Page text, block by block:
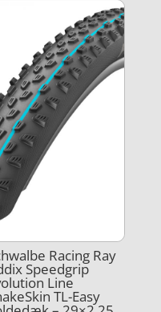
Racing Ray
Speedgrip
Line
TL-Easy